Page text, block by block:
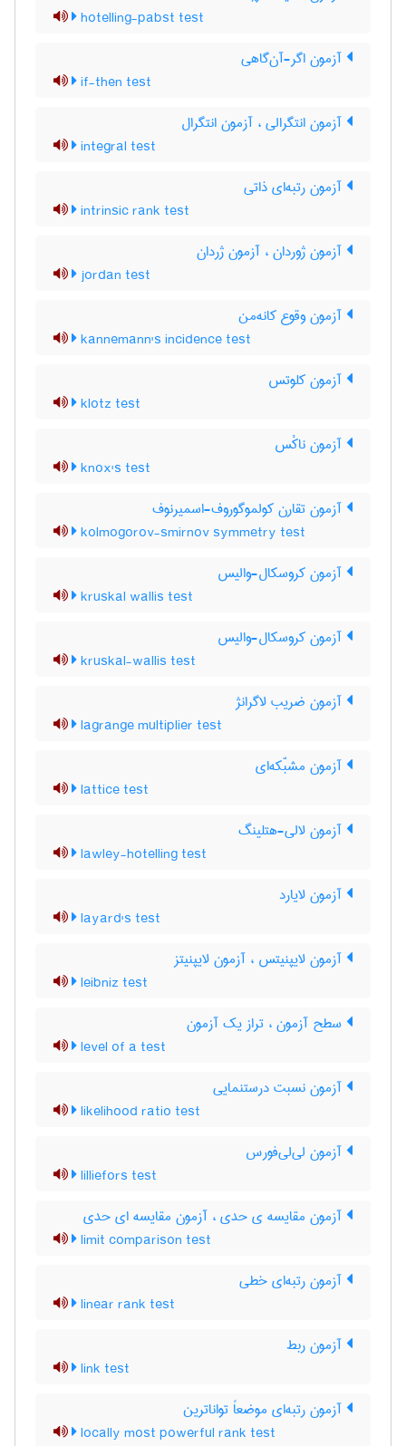
hotelling-pabst test
آزمون اگر-آن‌گاهی
if-then test
آزمون انتگرالی ، آزمون انتگرال
integral test
آزمون رتبه‌ای ذاتی
intrinsic rank test
آزمون ژوردان ، آزمون ژردان
jordan test
آزمون وقوع کانه‌من
kannemann's incidence test
آزمون کلوتس
klotz test
آزمون ناکْس
knox's test
آزمون تقارن کولموگوروف-اسمیرنوف
kolmogorov-smirnov symmetry test
آزمون کروسکال-والیس
kruskal wallis test
آزمون کروسکال-والیس
kruskal-wallis test
آزمون ضریب لاگرانژ
lagrange multiplier test
آزمون مشبّکه‌ای
lattice test
آزمون لالی-هتلینگ
lawley-hotelling test
آزمون لایارد
layard's test
آزمون لایپنیتس ، آزمون لایپنیتز
leibniz test
سطح آزمون ، تراز یک آزمون
level of a test
آزمون نسبت درستنمایی
likelihood ratio test
آزمون لی‌لی‌فورس
lilliefors test
آزمون مقایسه ی حدی ، آزمون مقایسه ای حدی
limit comparison test
آزمون رتبه‌ای خطی
linear rank test
آزمون ربط
link test
آزمون رتبه‌ای موضعاً تواناترین
locally most powerful rank test